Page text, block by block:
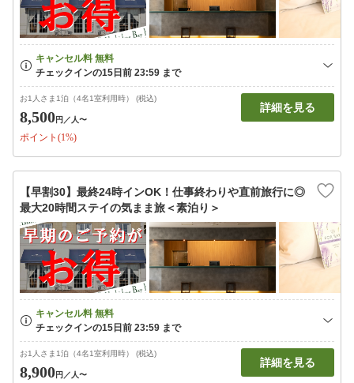
お1人さま1泊（4名1室利用時） (税込)
8,500円 ／人〜
ポイント(1%)
詳細を見る
【早割30】最終24時インOK！仕事終わりや直前旅行に◎
最大20時間ステイの気まま旅＜素泊り＞
お1人さま1泊（4名1室利用時） (税込)
8,900円 ／人〜
詳細を見る